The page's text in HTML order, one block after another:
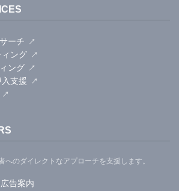
ーチ
ィング
ング
支援
へのダイレクトなアプローチを支援します。
告案内